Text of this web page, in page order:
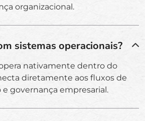
organizacional.
sistemas operacionais?
nativamente dentro do
diretamente aos fluxos de
e governança empresarial.